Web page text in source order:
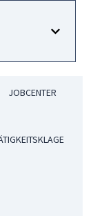
JOBCENTER